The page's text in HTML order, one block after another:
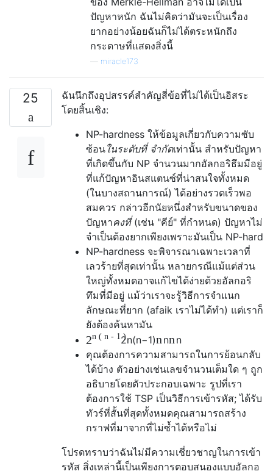
ปัญหาหนัก ฉันไม่คิดว่ามันจะเป็นเรื่อง
ยากอย่างน้อยฉันก็ไม่ได้ตระหนักถึง
กระดาษที่แสดงสิ่งนี้
miracle173
25
ฉันนึกถึงอุปสรรค์สำคัญสี่ข้อที่ไม่ได้เป็นอิสระ
โดยสิ้นเชิง:
NP-hardness ให้ข้อมูลเกี่ยวกับความซับ
ซ้อนในระดับที่ จำกัดเท่านั้น สำหรับปัญหา
ที่เกิดขึ้นกับ NP จำนวนมากอัลกอริธึมมีอยู่
ที่แก้ปัญหาอินสแตนซ์ที่น่าสนใจทั้งหมด
(ในบางสถานการณ์) ได้อย่างรวดเร็วพอ
สมควร กล่าวอีกนัยหนึ่งสำหรับขนาดของ
ปัญหาคงที่(เช่น "คีย์" ที่กำหนด) ปัญหาไม่
จำเป็นต้องยากเพียงเพราะมันเป็น NP-hard
NP-hardness จะพิจารณาเฉพาะเวลาที่
เลวร้ายที่สุดเท่านั้น หลายกรณีแม้แต่ส่วน
ใหญ่ทั้งหมดอาจแก้ไขได้ง่ายด้วยอัลกอริ
ทึมที่มีอยู่ แม้ว่าเราจะรู้วิธีการจำแนก
ลักษณะที่ยาก (afaik เราไม่ได้ทำ) แต่เราก็
ยังต้องค้นหามัน
2n ( n - 1)
2n(n−1)nnnn
คุณต้องการความสามารถในการย้อนกลับ
ได้บ้าง ตัวอย่างเช่นเลขจำนวนเต็มใด ๆ ถูก
อธิบายโดยตัวประกอบเฉพาะ รูปที่เรา
ต้องการใช้ TSP เป็นวิธีการเข้ารหัส; ได้รับ
ทัวร์ที่สั้นที่สุดทั้งหมดคุณสามารถสร้าง
กราฟที่มาจากที่ไม่ซ้ำได้หรือไม่
โปรดทราบว่าฉันไม่มีความเชี่ยวชาญในการเข้า
รหัส สิ่งเหล่านี้เป็นเพียงการตอบสนองแบบอัลกอ